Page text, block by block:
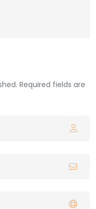
Required fields are